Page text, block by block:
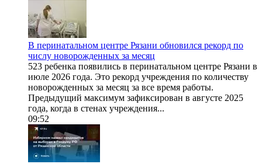
В перинатальном центре Рязани обновился рекорд по
числу новорожденных за месяц
523 ребенка появились в перинатальном центре Рязани в
июле 2026 года. Это рекорд учреждения по количеству
новорожденных за месяц за все время работы.
Предыдущий максимум зафиксирован в августе 2025
года, когда в стенах учреждения...
09:52